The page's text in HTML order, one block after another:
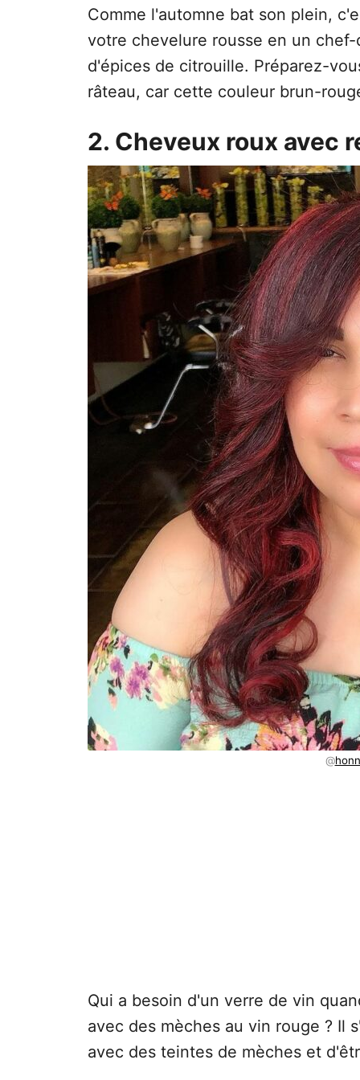
Comme l'automne bat son plein,
votre chevelure rousse en un
d'épices de citrouille. Préparez-
râteau, car cette couleur brun-
2. Cheveux roux avec
@
Qui a besoin d'un verre de vin
avec des mèches au vin rouge ? Il
avec des teintes de mèches et